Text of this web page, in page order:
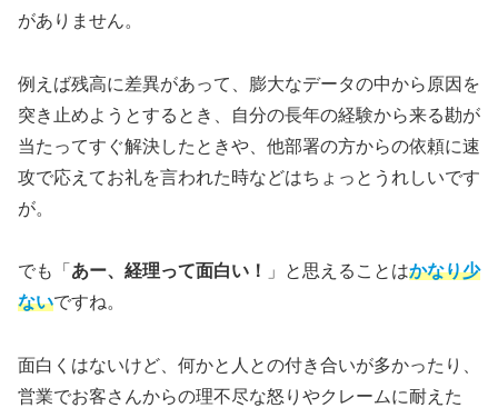
がありません。
例えば残高に差異があって、膨大なデータの中から原因を
突き止めようとするとき、自分の長年の経験から来る勘が
当たってすぐ解決したときや、他部署の方からの依頼に速
攻で応えてお礼を言われた時などはちょっとうれしいです
が。
でも「 あー、経理って面白い！ 」と思えることはかなり少
ないですね。
面白くはないけど、何かと人との付き合いが多かったり、
営業でお客さんからの理不尽な怒りやクレームに耐えた